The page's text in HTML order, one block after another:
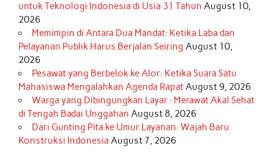
untuk Teknologi Indonesia di Usia 31 Tahun August 10,
2026
Memimpin di Antara Dua Mandat: Ketika Laba dan
Pelayanan Publik Harus Berjalan Seiring August 10,
2026
Pesawat yang Berbelok ke Alor: Ketika Suara Satu
Mahasiswa Mengalahkan Agenda RapatAugust 9, 2026
Warga yang Dibingungkan Layar : Merawat Akal Sehat
di Tengah Badai Unggahan August 8, 2026
Dari Gunting Pita ke Umur Layanan: Wajah Baru
Konstruksi Indonesia August 7, 2026